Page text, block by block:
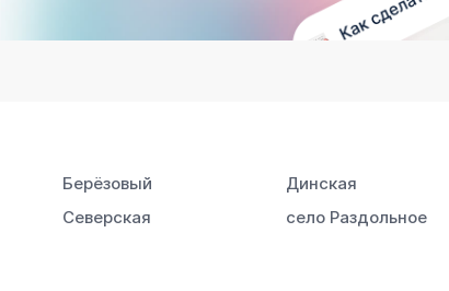
Берёзовый Динская
Северская село Раздольное